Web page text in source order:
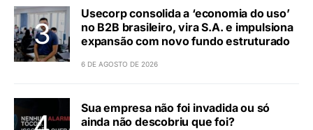
Usecorp consolida a ‘economia do uso’
no B2B brasileiro, vira S.A. e impulsiona
expansão com novo fundo estruturado
6 DE AGOSTO DE 2026
Sua empresa não foi invadida ou só
ainda não descobriu que foi?